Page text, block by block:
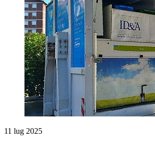
11 lug 2025